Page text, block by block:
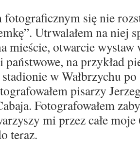
fotograficznym się nie
Utrwalałem na niej
mieście, otwarcie wystaw
państwowe, na przykład
w Wałbrzychu
pisarzy
Fotografowałem
mi przez całe
teraz.